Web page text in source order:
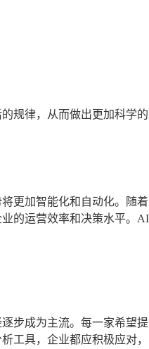
规律，从而做出更加科学的
更加智能化和自动化。随
的运营效率和决策水平。
步成为主流。每一家希望
工具，企业都应积极应对